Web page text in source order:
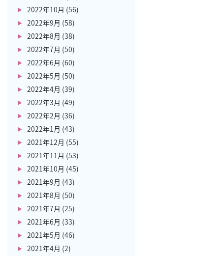
2022年10月 (56)
2022年9月 (58)
2022年8月 (38)
2022年7月 (50)
2022年6月 (60)
2022年5月 (50)
2022年4月 (39)
2022年3月 (49)
2022年2月 (36)
2022年1月 (43)
2021年12月 (55)
2021年11月 (53)
2021年10月 (45)
2021年9月 (43)
2021年8月 (50)
2021年7月 (25)
2021年6月 (33)
2021年5月 (46)
2021年4月 (2)